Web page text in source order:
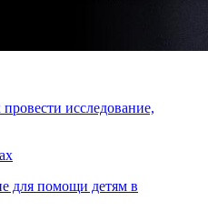
исследование,
для помощи детям в